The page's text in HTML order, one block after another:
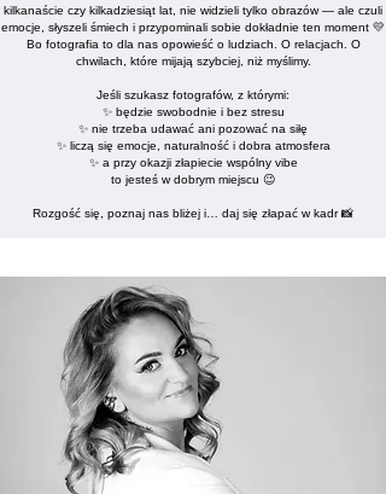
kilkanaście czy kilkadziesiąt lat, nie widzieli tylko obrazów — ale czuli
emocje, słyszeli śmiech i przypominali sobie dokładnie ten moment 💛
Bo fotografia to dla nas opowieść o ludziach. O relacjach. O
chwilach, które mijają szybciej, niż myślimy.
Jeśli szukasz fotografów, z którymi:
✨ będzie swobodnie i bez stresu
✨ nie trzeba udawać ani pozować na siłę
✨ liczą się emocje, naturalność i dobra atmosfera
✨ a przy okazji złapiecie wspólny vibe
to jesteś w dobrym miejscu 😉
Rozgość się, poznaj nas bliżej i… daj się złapać w kadr 📸